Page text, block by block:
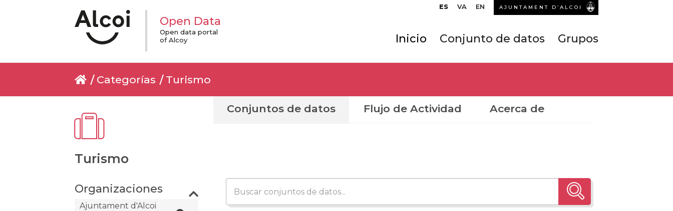
ES VA EN AJUNTAMENT D’ALCOI
Open Data
Open data portal
of Alcoy
Inicio Conjunto de datos Grupos
Categorías Turismo
Turismo
Organizaciones
Ajuntament d'Alcoi
Conjuntos de datos Flujo de Actividad Acerca de